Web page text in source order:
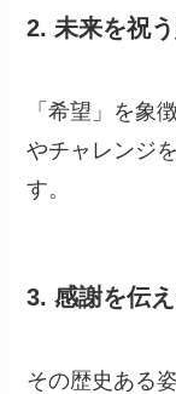
2. 未来を祝
「希望」を象
やチャレンジ
す。
3.感謝を伝
その歴史ある